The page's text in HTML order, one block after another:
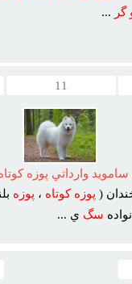
گر ...
11
وارداتي پوزه
( پوزه کوتاه ، پوزه
سگ ي ...